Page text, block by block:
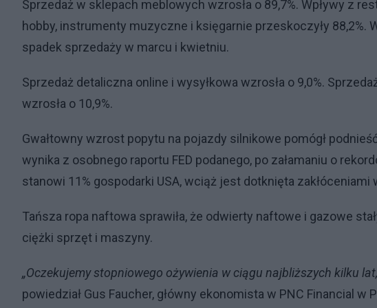
Sprzedaż w sklepach meblowych wzrosła o 89,7%. Wpływy z
hobby, instrumenty muzyczne i księgarnie przeskoczyły 88,2%.
spadek sprzedaży w marcu i kwietniu.
Sprzedaż detaliczna online i wysyłkowa wzrosła o 9,0%.
wzrosła o 10,9%.
Gwałtowny wzrost popytu na pojazdy silnikowe pomógł
wynika z osobnego raportu FED podanego, po załamaniu o
stanowi 11% gospodarki USA, wciąż jest dotknięta zakłóceniami
Tańsza ropa naftowa sprawiła, że ​​odwierty naftowe i gazowe
ciężki sprzęt i maszyny.
„Oczekujemy stopniowego ożywienia w ciągu najbliższych kilku
powiedział Gus Faucher, główny ekonomista w PNC Financial w